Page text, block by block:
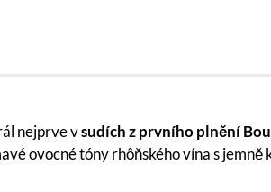
nejprve vsudích z prvního plnění
ovocné tóny rhôňského vína s jemně